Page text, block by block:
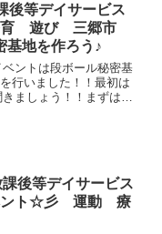
等デイサービス
遊び 三郷市
基地を作ろう♪
ントは段ボール秘密基
行いました！！最初は
ましょう！！まずは切
後等デイサービス
ント☆彡 運動 療